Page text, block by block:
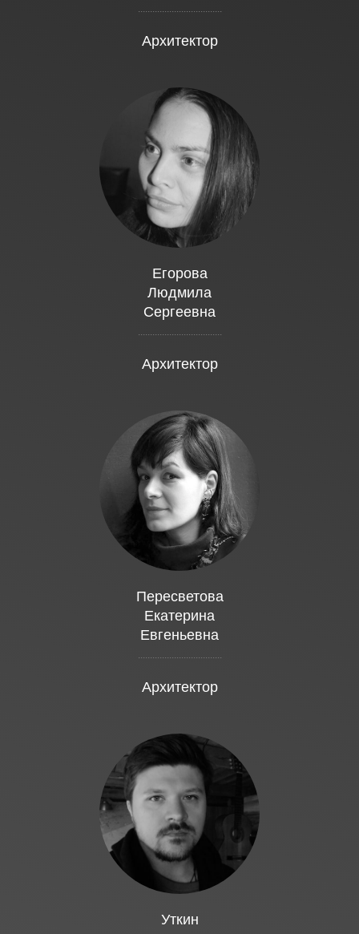
...................................
Архитектор
Егорова
Людмила
Сергеевна
...................................
Архитектор
Пересветова
Екатерина
Евгеньевна
...................................
Архитектор
Уткин